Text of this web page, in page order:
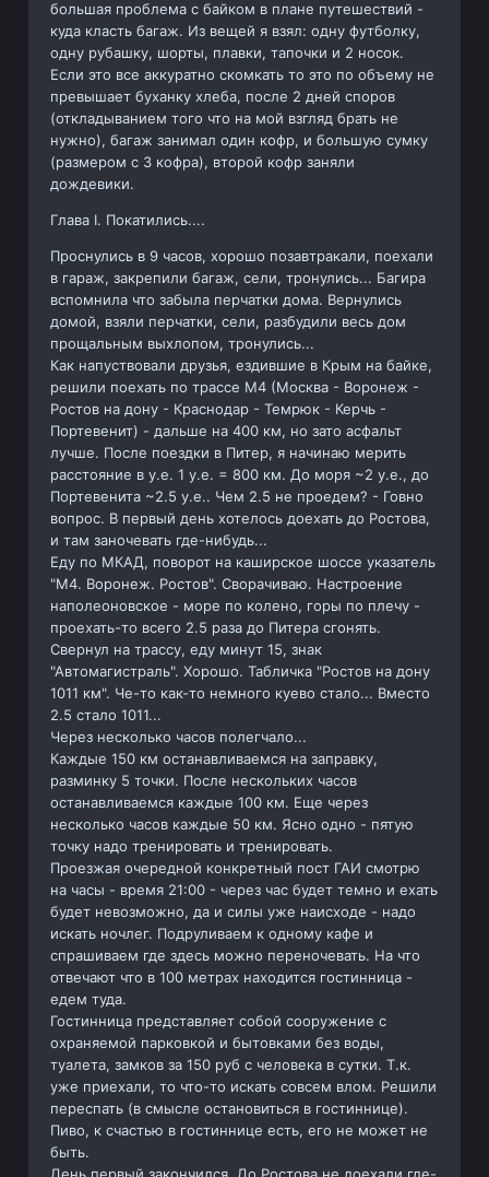
большая проблема с байком в плане путешествий -
куда класть багаж. Из вещей я взял: одну футболку,
одну рубашку, шорты, плавки, тапочки и 2 носок.
Если это все аккуратно скомкать то это по объему не
превышает буханку хлеба, после 2 дней споров
(откладыванием того что на мой взгляд брать не
нужно), багаж занимал один кофр, и большую сумку
(размером с 3 кофра), второй кофр заняли
дождевики.
Глава I. Покатились....
Проснулись в 9 часов, хорошо позавтракали, поехали
в гараж, закрепили багаж, сели, тронулись... Багира
вспомнила что забыла перчатки дома. Вернулись
домой, взяли перчатки, сели, разбудили весь дом
прощальным выхлопом, тронулись...
Как напуствовали друзья, ездившие в Крым на байке,
решили поехать по трассе М4 (Москва - Воронеж -
Ростов на дону - Краснодар - Темрюк - Керчь -
Портевенит) - дальше на 400 км, но зато асфальт
лучше. После поездки в Питер, я начинаю мерить
расстояние в у.е. 1 у.е. = 800 км. До моря ~2 у.е., до
Портевенита ~2.5 у.е.. Чем 2.5 не проедем? - Говно
вопрос. В первый день хотелось доехать до Ростова,
и там заночевать где-нибудь...
Еду по МКАД, поворот на каширское шоссе указатель
"М4. Воронеж. Ростов". Сворачиваю. Настроение
наполеоновское - море по колено, горы по плечу -
проехать-то всего 2.5 раза до Питера сгонять.
Свернул на трассу, еду минут 15, знак
"Автомагистраль". Хорошо. Табличка "Ростов на дону
1011 км". Че-то как-то немного куево стало... Вместо
2.5 стало 1011...
Через несколько часов полегчало...
Каждые 150 км останавливаемся на заправку,
разминку 5 точки. После нескольких часов
останавливаемся каждые 100 км. Еще через
несколько часов каждые 50 км. Ясно одно - пятую
точку надо тренировать и тренировать.
Проезжая очередной конкретный пост ГАИ смотрю
на часы - время 21:00 - через час будет темно и ехать
будет невозможно, да и силы уже наисходе - надо
искать ночлег. Подруливаем к одному кафе и
спрашиваем где здесь можно переночевать. На что
отвечают что в 100 метрах находится гостинница -
едем туда.
Гостинница представляет собой сооружение с
охраняемой парковкой и бытовками без воды,
туалета, замков за 150 руб с человека в сутки. Т.к.
уже приехали, то что-то искать совсем влом. Решили
переспать (в смысле остановиться в гостиннице).
Пиво, к счастью в гостиннице есть, его не может не
быть.